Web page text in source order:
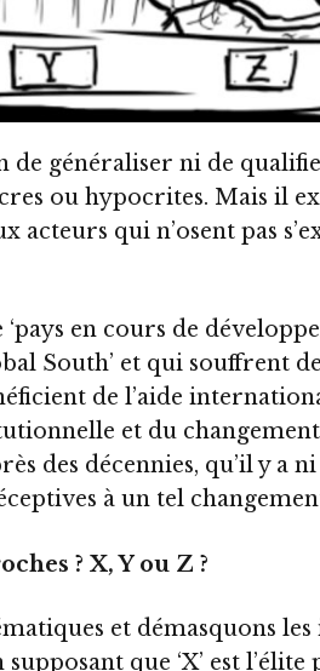
de généraliser ni de
ou hypocrites. Mais il
acteurs qui n’osent pas
en cours de
South’ et qui souffrent
de l’aide
et du
des décennies, qu’il y a
à un tel
? X, Y ou Z ?
et démasquons les
que ‘X’ est l’élite